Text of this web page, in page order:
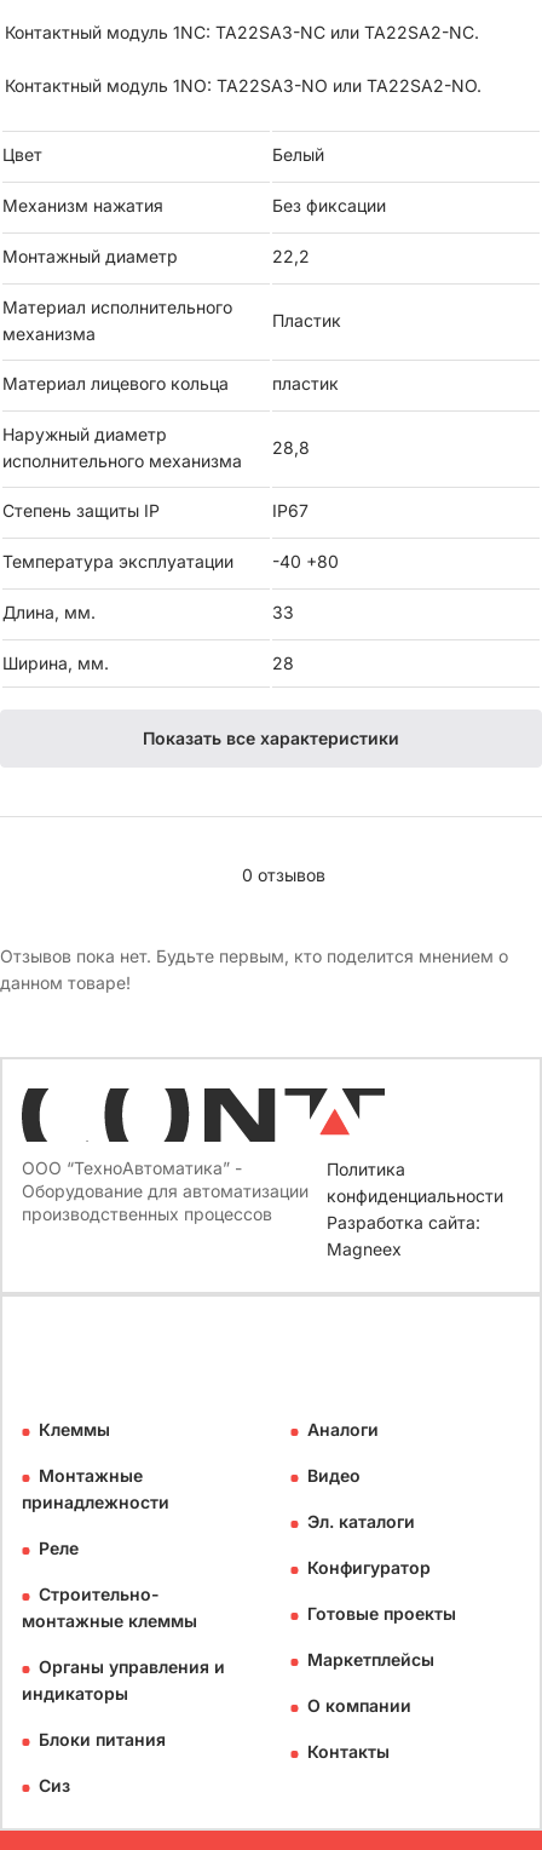
Контактный модуль 1NC: TA22SA3-NC или TA22SA2-NC.
Контактный модуль 1NO: TA22SA3-NO или TA22SA2-NO.
Цвет Белый
Механизм нажатия Без фиксации
Монтажный диаметр 22,2
Материал исполнительного
механизма
Пластик
Материал лицевого кольца пластик
Наружный диаметр
исполнительного механизма
28,8
Степень защиты IP IP67
Температура эксплуатации -40 +80
Длина, мм. 33
Ширина, мм. 28
Показать все характеристики
0 отзывов
Отзывов пока нет. Будьте первым, кто поделится мнением о
данном товаре!
ООО “ТехноАвтоматика” -
Оборудование для автоматизации
производственных процессов
Политика
конфиденциальности
Разработка сайта:
Magneex
Клеммы
Монтажные
принадлежности
Реле
Строительно-
монтажные клеммы
Органы управления и
индикаторы
Блоки питания
Сиз
Аналоги
Видео
Эл. каталоги
Конфигуратор
Готовые проекты
Маркетплейсы
О компании
Контакты